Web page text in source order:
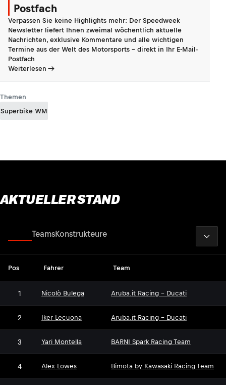
Postfach
Verpassen Sie keine Highlights mehr: Der Speedweek
Newsletter liefert Ihnen zweimal wöchentlich aktuelle
Nachrichten, exklusive Kommentare und alle wichtigen
Termine aus der Welt des Motorsports - direkt in Ihr E-Mail-
Postfach
Weiterlesen
Themen
Superbike WM
AKTUELLER STAND
TeamsKonstrukteure
Pos Fahrer Team
1 Nicolò Bulega Aruba.it Racing - Ducati
2 Iker Lecuona Aruba.it Racing - Ducati
3 Yari Montella BARNI Spark Racing Team
4 Alex Lowes Bimota by Kawasaki Racing Team